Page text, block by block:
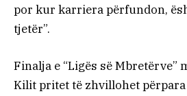
por kur karriera përfundon,
tjetër”.
Finalja e “Ligës së Mbretërve”
Kilit pritet të zhvillohet